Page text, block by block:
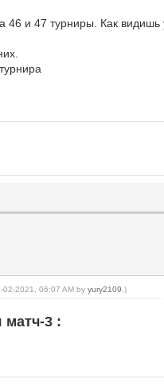
и 47 турниры. Как видишь
02-2021, 06:07 AM byyury2109 .)
матч-3 :